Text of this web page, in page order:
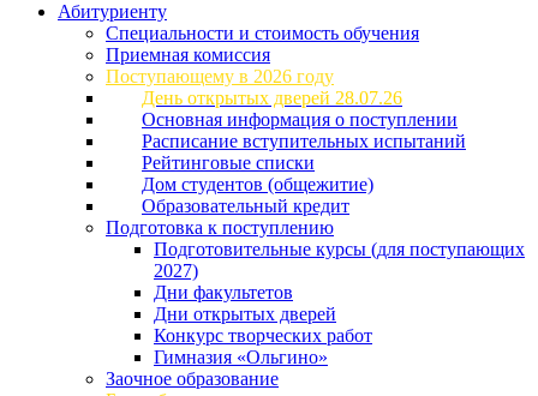
Абитуриенту
Специальности и стоимость обучения
Приемная комиссия
Поступающему в 2026 году
День открытых дверей 28.07.26
Основная информация о поступлении
Расписание вступительных испытаний
Рейтинговые списки
Дом студентов (общежитие)
Образовательный кредит
Подготовка к поступлению
Подготовительные курсы (для поступающих
2027)
Дни факультетов
Дни открытых дверей
Конкурс творческих работ
Гимназия «Ольгино»
Заочное образование